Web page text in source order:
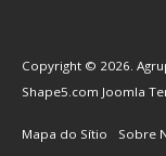
Copyright © 2026.
Shape5.com Joomla
Mapa do Sítio Sobre